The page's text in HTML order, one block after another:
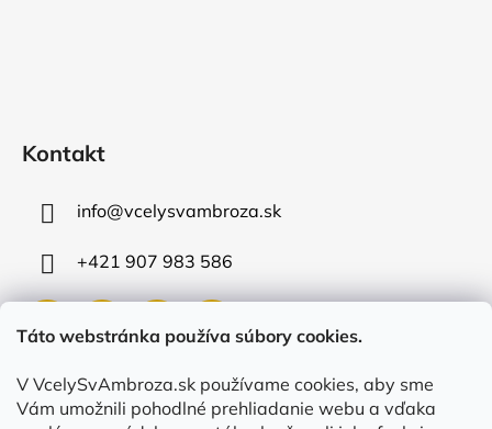
Táto webstránka používa súbory cookies.
V VcelySvAmbroza.sk používame cookies, aby sme
Vám umožnili pohodlné prehliadanie webu a vďaka
Kontakt
info@vcelysvambroza.sk
+421 907 983 586
Prijímame online platby